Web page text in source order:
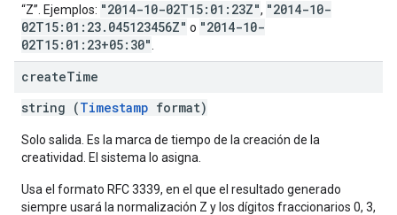
“Z”. Ejemplos: "2014-10-02T15:01:23Z", "2014-10-
02T15:01:23.045123456Z" o "2014-10-
02T15:01:23+05:30"
createTime
string (Timestamp format)
Solo salida. Es la marca de tiempo de la creación de la
creatividad. El sistema lo asigna.
Usa el formato RFC 3339, en el que el resultado generado
siempre usará la normalización Z y los dígitos fraccionarios 0, 3,